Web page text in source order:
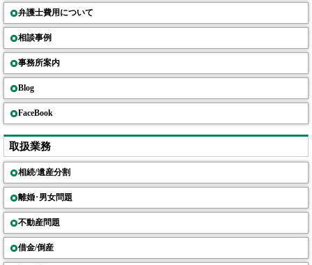
弁護士費用について
相談事例
事務所案内
Blog
FaceBook
取扱業務
相続/遺産分割
離婚･男女問題
不動産問題
借金/倒産